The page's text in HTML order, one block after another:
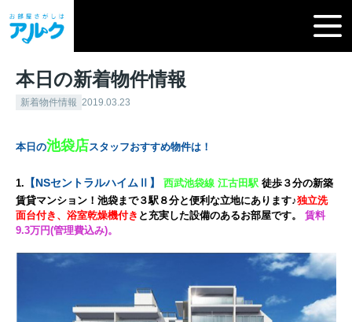
本日の新着物件情報
新着物件情報 2019.03.23
本日の池袋店スタッフおすすめ物件は！
1. 【NSセントラルハイムⅡ】 西武池袋線 江古田駅 徒歩３分の新築
賃貸マンション！池袋まで３駅８分と便利な立地にあります♪独立洗
面台付き、浴室乾燥機付き と充実した設備のあるお部屋です。 賃料
9.3万円(管理費込み)。